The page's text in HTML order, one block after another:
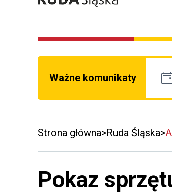
Ważne komunikaty
Strona główna Ruda Śląska
Pokaz